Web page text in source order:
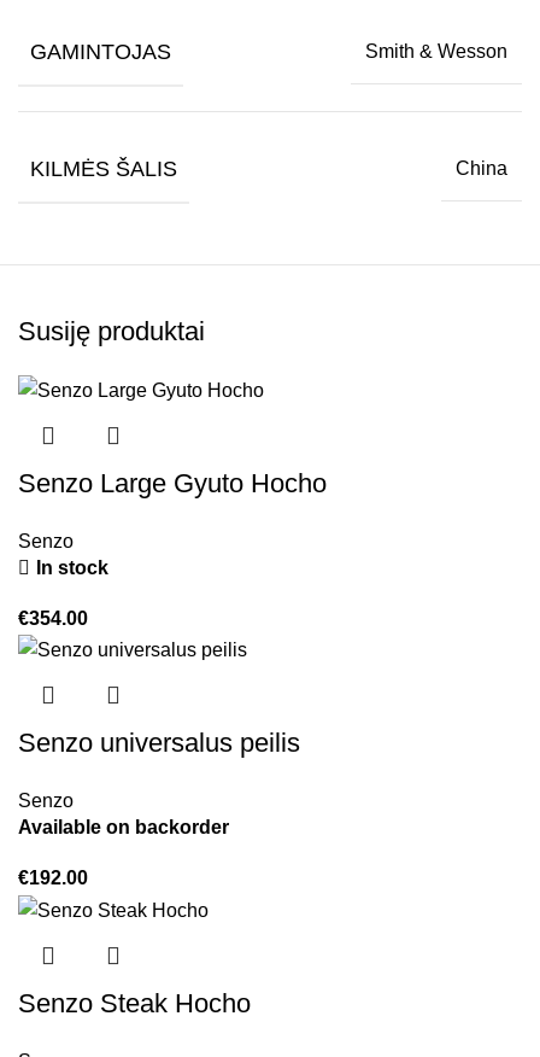
GAMINTOJAS Smith & Wesson
KILMĖS ŠALIS China
Susiję produktai
Senzo Large Gyuto Hocho
Senzo
In stock
€354.00
Senzo universalus peilis
Senzo
Available on backorder
€192.00
Senzo Steak Hocho